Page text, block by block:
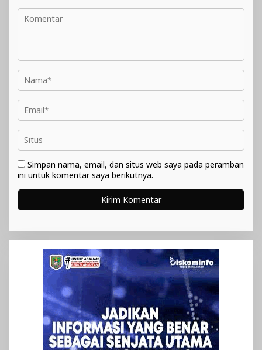
Simpan nama, email, dan situs web saya pada peramban
ini untuk komentar saya berikutnya.